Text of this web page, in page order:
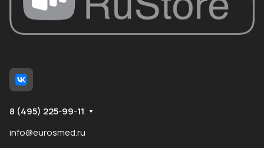
8 (495) 225-99-11
info@eurosmed.ru